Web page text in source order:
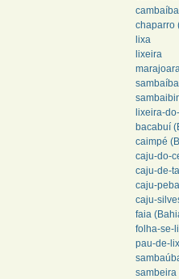
cambaíba
chaparro
lixa
lixeira
marajoara
sambaíba
lixeira-
bacabuí
caimpé
caju-do-
caju-de-
caju-
caju-
faia
folha-se-
pau-de-
sambeira